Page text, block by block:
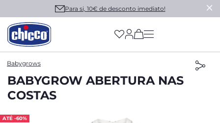
Para si, 10€ de desconto imediato!
(has more options
Babygrows
BABYGROW ABERTURA NAS
COSTAS
ATÉ -60%